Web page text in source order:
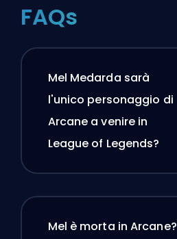
FAQs
Mel Medarda sarà
l'unico personaggio di
Arcane a venire in
League of Legends?
Mel è morta in Arcane?